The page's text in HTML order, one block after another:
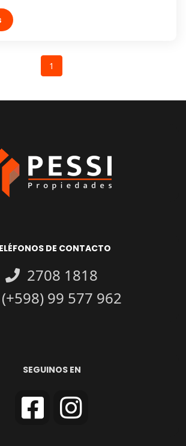
1
DE CONTACTO
2708 1818
99 577 962
SEGUINOS EN